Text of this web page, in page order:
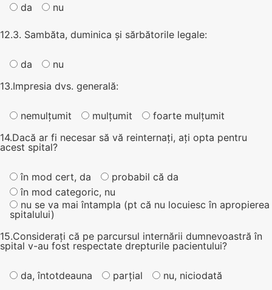
da nu
12.3. Sambăta, duminica și sărbătorile legale:
da
nu
13.Impresia dvs. generală:
nemulțumit mulțumit
foarte mulțumit
14.Dacă ar fi necesar să vă reinternați, ați opta pentru
acest spital?
în mod cert, da
probabil că da
în mod categoric, nu
nu se va mai întampla (pt că nu locuiesc în apropierea
spitalului)
15.Considerați că pe parcursul internării dumnevoastră în
spital v-au fost respectate drepturile pacientului?
da, întotdeauna parțial
nu, niciodată